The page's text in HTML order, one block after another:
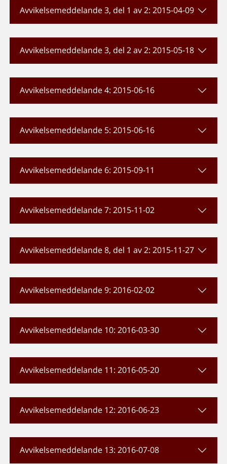
Avvikelsemeddelande 3, del 1 av 2: 2015-04-09
Avvikelsemeddelande 3, del 2 av 2: 2015-05-18
Avvikelsemeddelande 4: 2015-06-16
Avvikelsemeddelande 5: 2015-06-16
Avvikelsemeddelande 6: 2015-09-11
Avvikelsemeddelande 7: 2015-11-02
Avvikelsemeddelande 8, del 1 av 2: 2015-11-27
Avvikelsemeddelande 9: 2016-02-02
Avvikelsemeddelande 10: 2016-03-30
Avvikelsemeddelande 11: 2016-05-20
Avvikelsemeddelande 12: 2016-06-23
Avvikelsemeddelande 13: 2016-07-08